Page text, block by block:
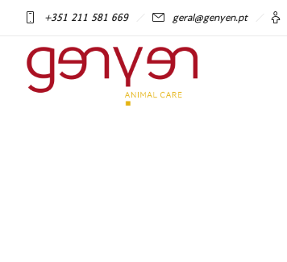
+351 211 581 669 geral@genyen.pt